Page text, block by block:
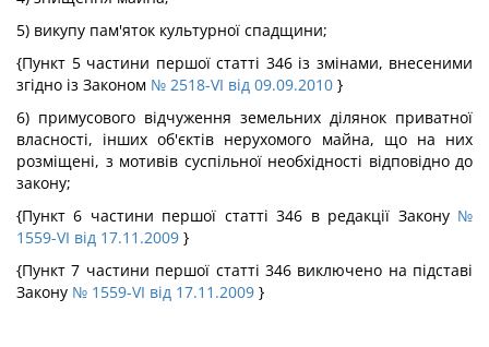
5) викупу пам'яток культурної спадщини;
{Пункт 5 частини першої статті 346 із змінами, внесеними
згідно із Законом № 2518-VI від 09.09.2010 }
6) примусового відчуження земельних ділянок приватної
власності, інших об'єктів нерухомого майна, що на них
розміщені, з мотивів суспільної необхідності відповідно до
закону;
{Пункт 6 частини першої статті 346 в редакції Закону №
1559-VI від 17.11.2009 }
{Пункт 7 частини першої статті 346 виключено на підставі
Закону № 1559-VI від 17.11.2009 }